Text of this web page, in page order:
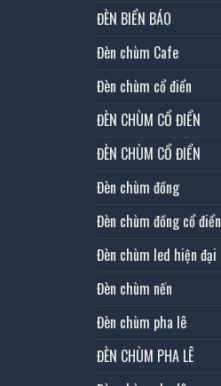
ĐÈN BIỂN BÁO
Đèn chùm Cafe
Đèn chùm cổ điển
ĐÈN CHÙM CỔ ĐIỂN
ĐÈN CHÙM CỔ ĐIỂN
Đèn chùm đồng
Đèn chùm đồng cổ điển
Đèn chùm led hiện đại
Đèn chùm nến
Đèn chùm pha lê
ĐÈN CHÙM PHA LÊ